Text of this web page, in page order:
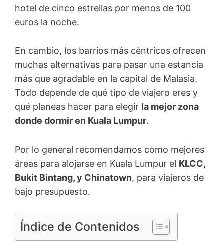
hotel de cinco estrellas por menos de 100
euros la noche.
En cambio, los barrios más céntricos ofrecen
muchas alternativas para pasar una estancia
más que agradable en la capital de Malasia.
Todo depende de qué tipo de viajero eres y
qué planeas hacer para elegir la mejor zona
donde dormir en Kuala Lumpur.
Por lo general recomendamos como mejores
áreas para alojarse en Kuala Lumpur el KLCC,
Bukit Bintang, y Chinatown, para viajeros de
bajo presupuesto.
Índice de Contenidos